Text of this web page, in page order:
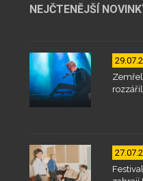
NEJČTENĚJŠÍ